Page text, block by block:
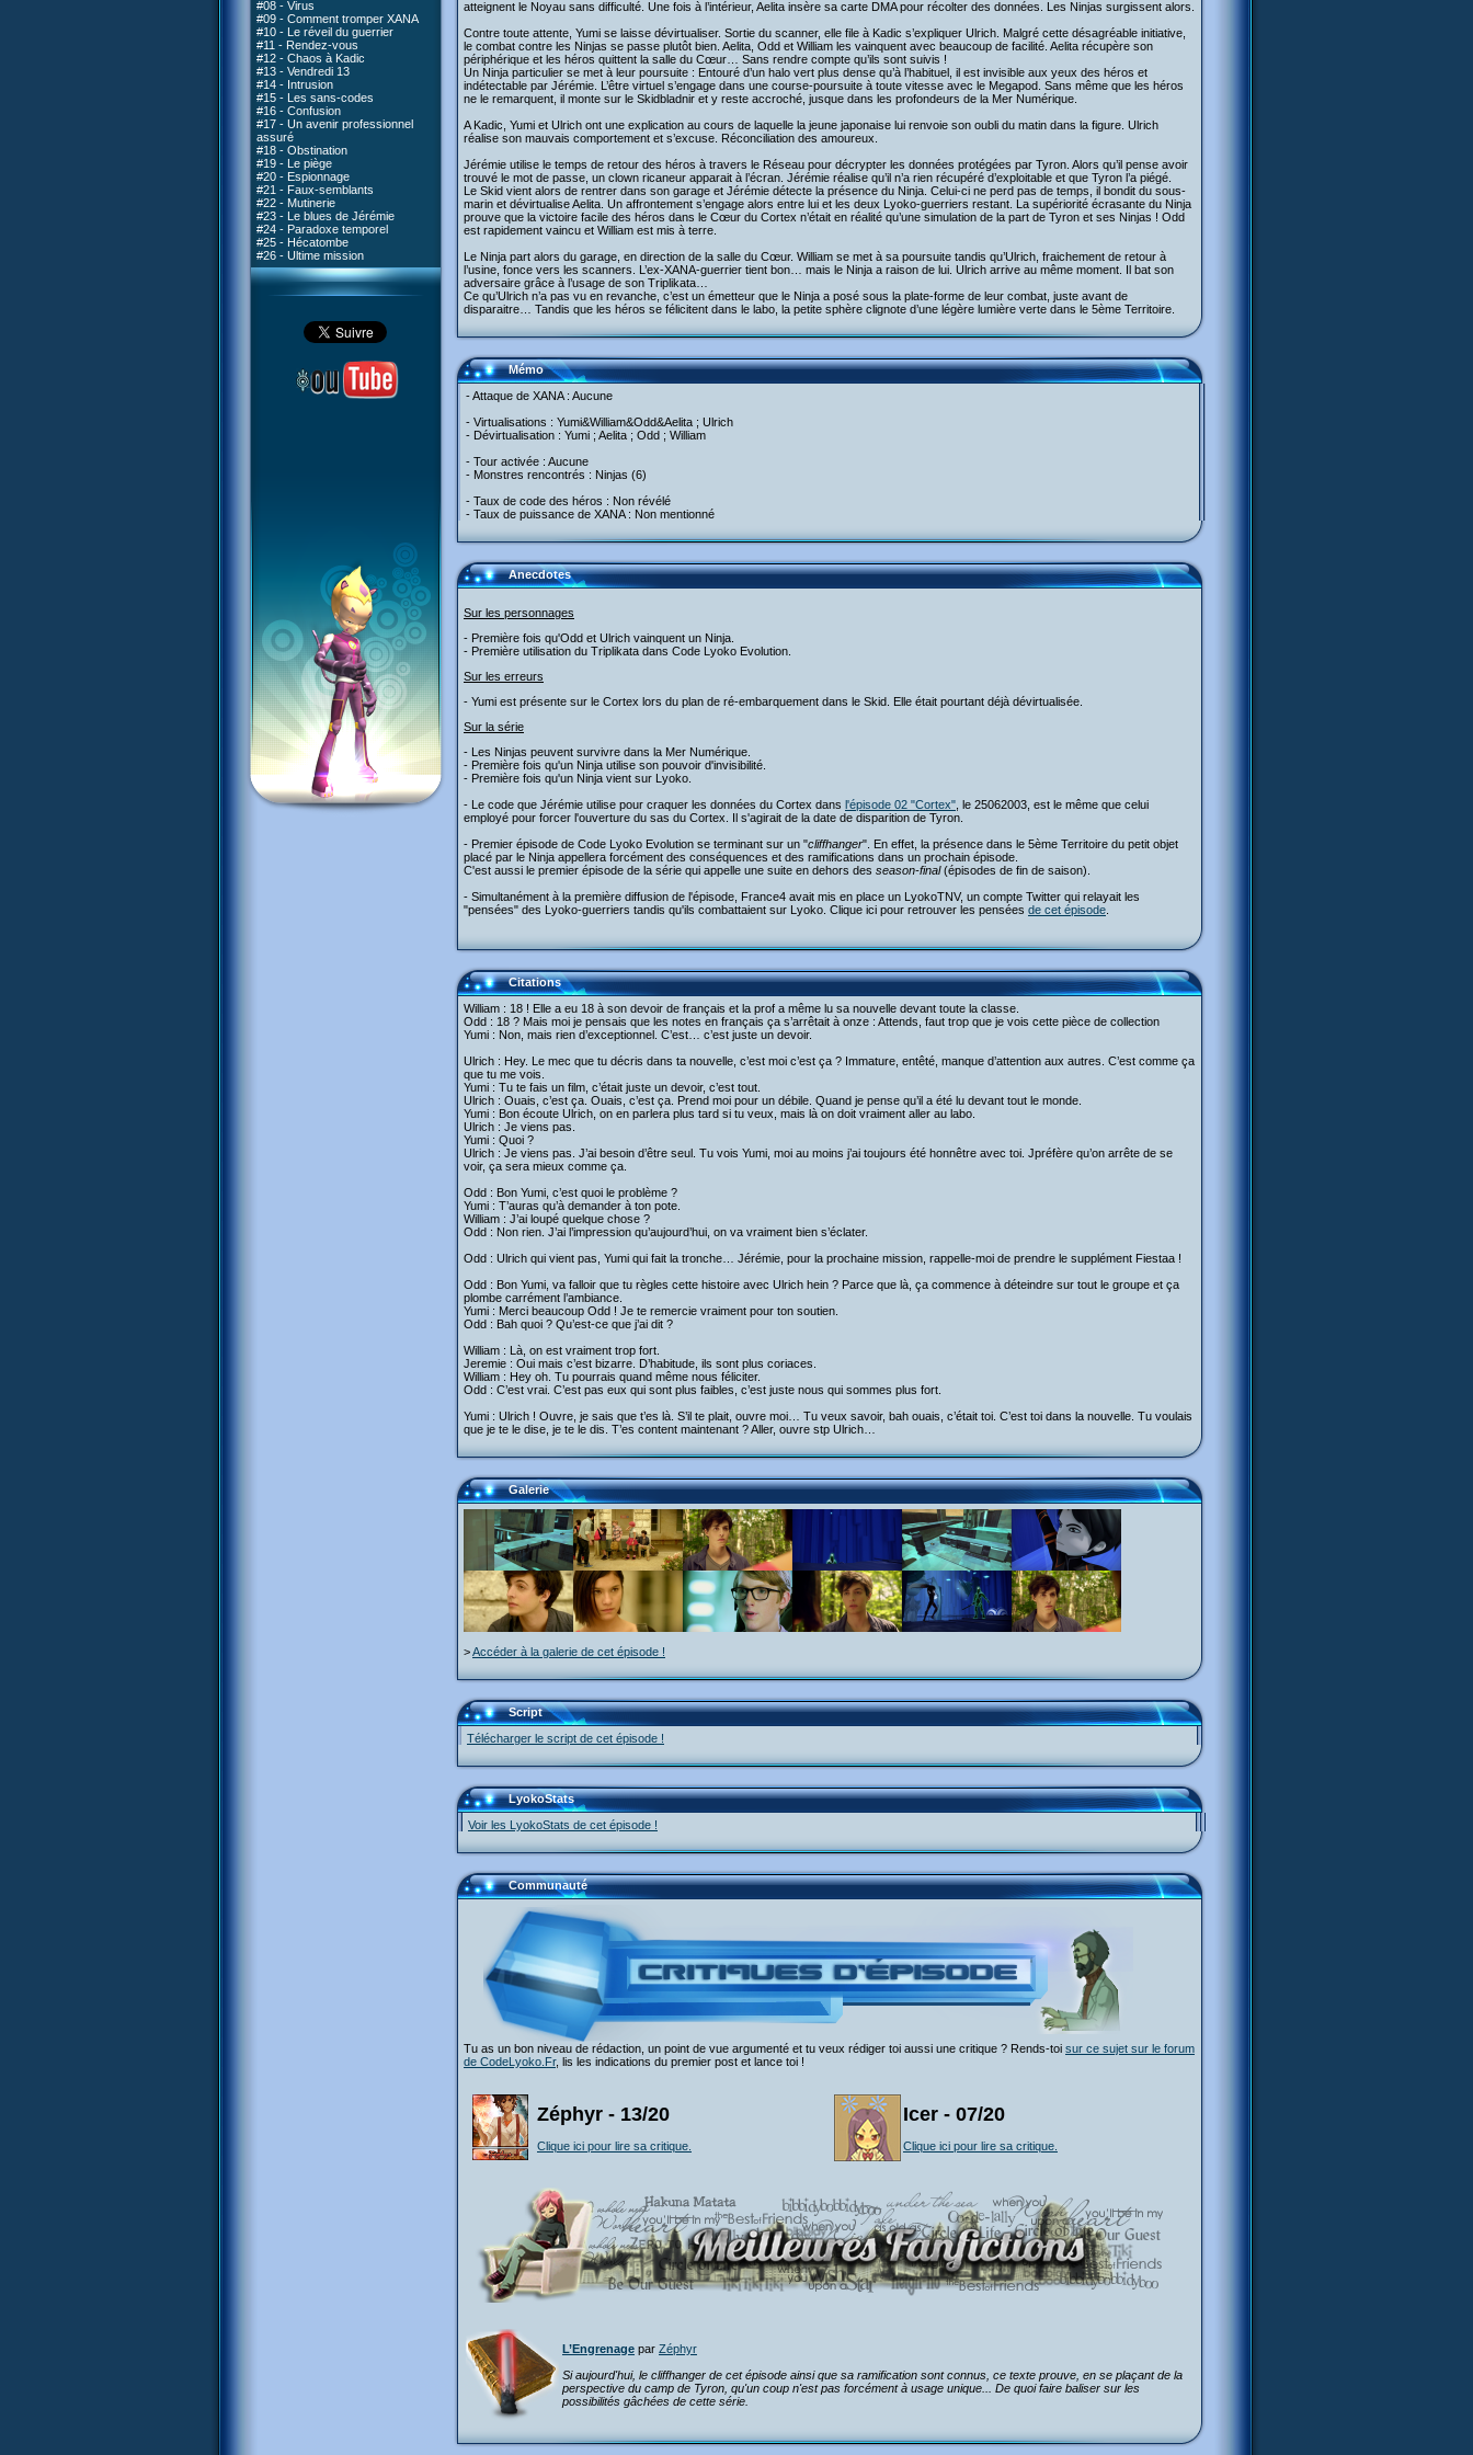
#08 - Virus
#09 - Comment tromper XANA
#10 - Le réveil du guerrier
#11 - Rendez-vous
#12 - Chaos à Kadic
#13 - Vendredi 13
#14 - Intrusion
#15 - Les sans-codes
#16 - Confusion
#17 - Un avenir professionnel
assuré
#18 - Obstination
#19 - Le piège
#20 - Espionnage
#21 - Faux-semblants
#22 - Mutinerie
#23 - Le blues de Jérémie
#24 - Paradoxe temporel
#25 - Hécatombe
#26 - Ultime mission
atteignent le Noyau sans difficulté. Une fois à l’intérieur, Aelita insère sa carte DMA pour récolter des données. Les Ninjas surgissent alors.
Contre toute attente, Yumi se laisse dévirtualiser. Sortie du scanner, elle file à Kadic s’expliquer Ulrich. Malgré cette désagréable initiative,
le combat contre les Ninjas se passe plutôt bien. Aelita, Odd et William les vainquent avec beaucoup de facilité. Aelita récupère son
périphérique et les héros quittent la salle du Cœur… Sans rendre compte qu’ils sont suivis !
Un Ninja particulier se met à leur poursuite : Entouré d’un halo vert plus dense qu’à l’habituel, il est invisible aux yeux des héros et
indétectable par Jérémie. L’être virtuel s’engage dans une course-poursuite à toute vitesse avec le Megapod. Sans même que les héros
ne le remarquent, il monte sur le Skidbladnir et y reste accroché, jusque dans les profondeurs de la Mer Numérique.
A Kadic, Yumi et Ulrich ont une explication au cours de laquelle la jeune japonaise lui renvoie son oubli du matin dans la figure. Ulrich
réalise son mauvais comportement et s’excuse. Réconciliation des amoureux.
Jérémie utilise le temps de retour des héros à travers le Réseau pour décrypter les données protégées par Tyron. Alors qu’il pense avoir
trouvé le mot de passe, un clown ricaneur apparait à l’écran. Jérémie réalise qu’il n’a rien récupéré d’exploitable et que Tyron l’a piégé.
Le Skid vient alors de rentrer dans son garage et Jérémie détecte la présence du Ninja. Celui-ci ne perd pas de temps, il bondit du sous-
marin et dévirtualise Aelita. Un affrontement s’engage alors entre lui et les deux Lyoko-guerriers restant. La supériorité écrasante du Ninja
prouve que la victoire facile des héros dans le Cœur du Cortex n’était en réalité qu’une simulation de la part de Tyron et ses Ninjas ! Odd
est rapidement vaincu et William est mis à terre.
Le Ninja part alors du garage, en direction de la salle du Cœur. William se met à sa poursuite tandis qu’Ulrich, fraichement de retour à
l’usine, fonce vers les scanners. L’ex-XANA-guerrier tient bon… mais le Ninja a raison de lui. Ulrich arrive au même moment. Il bat son
adversaire grâce à l’usage de son Triplikata…
Ce qu’Ulrich n’a pas vu en revanche, c’est un émetteur que le Ninja a posé sous la plate-forme de leur combat, juste avant de
disparaitre… Tandis que les héros se félicitent dans le labo, la petite sphère clignote d’une légère lumière verte dans le 5ème Territoire.
Mémo
- Attaque de XANA : Aucune
- Virtualisations : Yumi&William&Odd&Aelita ; Ulrich
- Dévirtualisation : Yumi ; Aelita ; Odd ; William
- Tour activée : Aucune
- Monstres rencontrés : Ninjas (6)
- Taux de code des héros : Non révélé
- Taux de puissance de XANA : Non mentionné
Anecdotes
Sur les personnages
- Première fois qu'Odd et Ulrich vainquent un Ninja.
- Première utilisation du Triplikata dans Code Lyoko Evolution.
Sur les erreurs
- Yumi est présente sur le Cortex lors du plan de ré-embarquement dans le Skid. Elle était pourtant déjà dévirtualisée.
Sur la série
- Les Ninjas peuvent survivre dans la Mer Numérique.
- Première fois qu'un Ninja utilise son pouvoir d'invisibilité.
- Première fois qu'un Ninja vient sur Lyoko.
- Le code que Jérémie utilise pour craquer les données du Cortex dans l'épisode 02 "Cortex" , le 25062003, est le même que celui
employé pour forcer l'ouverture du sas du Cortex. Il s'agirait de la date de disparition de Tyron.
- Premier épisode de Code Lyoko Evolution se terminant sur un "cliffhanger". En effet, la présence dans le 5ème Territoire du petit objet
placé par le Ninja appellera forcément des conséquences et des ramifications dans un prochain épisode.
C'est aussi le premier épisode de la série qui appelle une suite en dehors des season-final(épisodes de fin de saison).
- Simultanément à la première diffusion de l'épisode, France4 avait mis en place un LyokoTNV, un compte Twitter qui relayait les
"pensées" des Lyoko-guerriers tandis qu'ils combattaient sur Lyoko. Clique ici pour retrouver les pensées de cet épisode
Citations
William : 18 ! Elle a eu 18 à son devoir de français et la prof a même lu sa nouvelle devant toute la classe.
Odd : 18 ? Mais moi je pensais que les notes en français ça s’arrêtait à onze : Attends, faut trop que je vois cette pièce de collection
Yumi : Non, mais rien d’exceptionnel. C’est… c’est juste un devoir.
Ulrich : Hey. Le mec que tu décris dans ta nouvelle, c’est moi c’est ça ? Immature, entêté, manque d’attention aux autres. C’est comme ça
que tu me vois.
Yumi : Tu te fais un film, c’était juste un devoir, c’est tout.
Ulrich : Ouais, c’est ça. Ouais, c’est ça. Prend moi pour un débile. Quand je pense qu’il a été lu devant tout le monde.
Yumi : Bon écoute Ulrich, on en parlera plus tard si tu veux, mais là on doit vraiment aller au labo.
Ulrich : Je viens pas.
Yumi : Quoi ?
Ulrich : Je viens pas. J’ai besoin d’être seul. Tu vois Yumi, moi au moins j’ai toujours été honnêtre avec toi. Jpréfère qu’on arrête de se
voir, ça sera mieux comme ça.
Odd : Bon Yumi, c’est quoi le problème ?
Yumi : T’auras qu’à demander à ton pote.
William : J’ai loupé quelque chose ?
Odd : Non rien. J’ai l’impression qu’aujourd’hui, on va vraiment bien s’éclater.
Odd : Ulrich qui vient pas, Yumi qui fait la tronche… Jérémie, pour la prochaine mission, rappelle-moi de prendre le supplément Fiestaa !
Odd : Bon Yumi, va falloir que tu règles cette histoire avec Ulrich hein ? Parce que là, ça commence à déteindre sur tout le groupe et ça
plombe carrément l’ambiance.
Yumi : Merci beaucoup Odd ! Je te remercie vraiment pour ton soutien.
Odd : Bah quoi ? Qu’est-ce que j’ai dit ?
William : Là, on est vraiment trop fort.
Jeremie : Oui mais c’est bizarre. D’habitude, ils sont plus coriaces.
William : Hey oh. Tu pourrais quand même nous féliciter.
Odd : C’est vrai. C’est pas eux qui sont plus faibles, c’est juste nous qui sommes plus fort.
Yumi : Ulrich ! Ouvre, je sais que t’es là. S’il te plait, ouvre moi… Tu veux savoir, bah ouais, c’était toi. C’est toi dans la nouvelle. Tu voulais
que je te le dise, je te le dis. T’es content maintenant ? Aller, ouvre stp Ulrich…
Galerie
>Accéder à la galerie de cet épisode !
Script
Télécharger le script de cet épisode !
LyokoStats
Voir les LyokoStats de cet épisode !
Communauté
Tu as un bon niveau de rédaction, un point de vue argumenté et tu veux rédiger toi aussi une critique ? Rends-toi sur ce sujet sur le forum
de CodeLyoko.Fr, lis les indications du premier post et lance toi !
Zéphyr - 13/20
Clique ici pour lire sa critique.
Icer - 07/20
Clique ici pour lire sa critique.
L’Engrenage par Zéphyr
Si aujourd'hui, le cliffhanger de cet épisode ainsi que sa ramification sont connus, ce texte prouve, en se plaçant de la
perspective du camp de Tyron, qu'un coup n'est pas forcément à usage unique... De quoi faire baliser sur les
possibilités gâchées de cette série.